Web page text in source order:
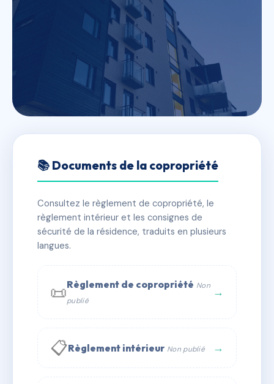
IMMEUBLE LE MARINA 2 B
✓ Immatriculée 🏠 43 lots 🏗 1 bâtiment(s)
📞 Contacter Syndic Digital
📚 Documents de la copropriété
Consultez le règlement de copropriété, le
règlement intérieur et les consignes de
sécurité de la résidence, traduits en plusieurs
langues.
📜Règlement de copropriété Non
publié
→
📋Règlement intérieur Non publié →